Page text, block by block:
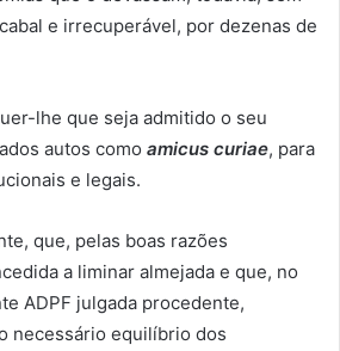
e irrecuperável, por dezenas de
lhe que seja admitido o seu
autos como amicus curiae, para
e legais.
que, pelas boas razões
a liminar almejada e que, no
ADPF julgada procedente,
necessário equilíbrio dos